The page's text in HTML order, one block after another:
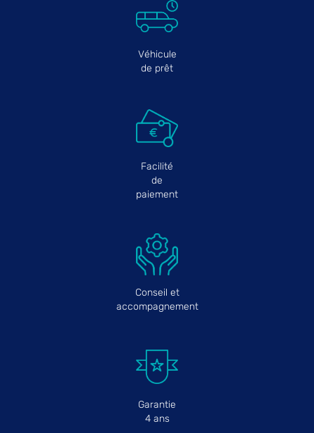
Véhicule
de prêt
Facilité
de
paiement
Conseil et
accompagnement
Garantie
4 ans